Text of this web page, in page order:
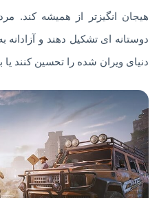
هیجان انگیزتر از همیشه کند.
دوستانه ای تشکیل دهند و
دنیای ویران شده را تحسین کنند